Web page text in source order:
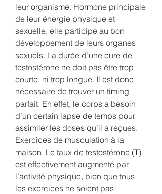
leur organisme. Hormone principale
de leur énergie physique et
sexuelle, elle participe au bon
développement de leurs organes
sexuels. La durée d’une cure de
testostérone ne doit pas être trop
courte, ni trop longue. Il est donc
nécessaire de trouver un timing
parfait. En effet, le corps a besoin
d’un certain lapse de temps pour
assimiler les doses qu’il a reçues.
Exercices de musculation à la
maison. Le taux de testostérone (T)
est effectivement augmenté par
l’activité physique, bien que tous
les exercices ne soient pas